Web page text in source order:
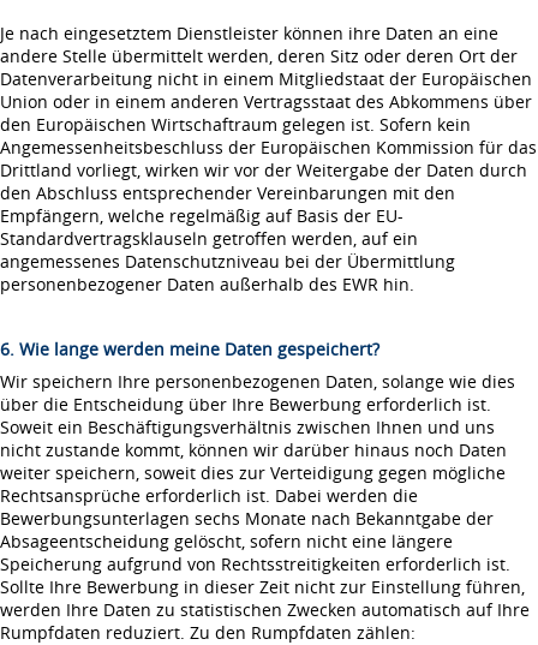
Je nach eingesetztem Dienstleister können ihre Daten an eine
andere Stelle übermittelt werden, deren Sitz oder deren Ort der
Datenverarbeitung nicht in einem Mitgliedstaat der Europäischen
Union oder in einem anderen Vertragsstaat des Abkommens über
den Europäischen Wirtschaftraum gelegen ist. Sofern kein
Angemessenheitsbeschluss der Europäischen Kommission für das
Drittland vorliegt, wirken wir vor der Weitergabe der Daten durch
den Abschluss entsprechender Vereinbarungen mit den
Empfängern, welche regelmäßig auf Basis der EU-
Standardvertragsklauseln getroffen werden, auf ein
angemessenes Datenschutzniveau bei der Übermittlung
personenbezogener Daten außerhalb des EWR hin.
6. Wie lange werden meine Daten gespeichert?
Wir speichern Ihre personenbezogenen Daten, solange wie dies
über die Entscheidung über Ihre Bewerbung erforderlich ist.
Soweit ein Beschäftigungsverhältnis zwischen Ihnen und uns
nicht zustande kommt, können wir darüber hinaus noch Daten
weiter speichern, soweit dies zur Verteidigung gegen mögliche
Rechtsansprüche erforderlich ist. Dabei werden die
Bewerbungsunterlagen sechs Monate nach Bekanntgabe der
Absageentscheidung gelöscht, sofern nicht eine längere
Speicherung aufgrund von Rechtsstreitigkeiten erforderlich ist.
Sollte Ihre Bewerbung in dieser Zeit nicht zur Einstellung führen,
werden Ihre Daten zu statistischen Zwecken automatisch auf Ihre
Rumpfdaten reduziert. Zu den Rumpfdaten zählen: